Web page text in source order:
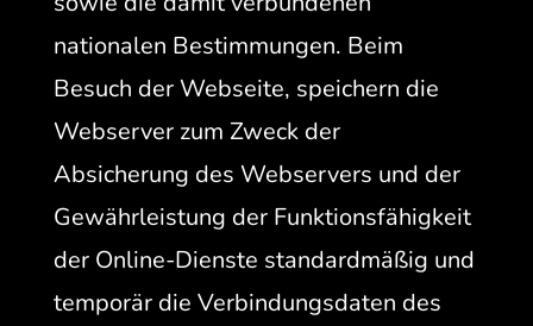
nationalen Bes­tim­mungen. Beim
Besuch der Web­seite, spe­ich­ern die
Web­serv­er zum Zweck der
Absicherung des Web­servers und der
Gewährleis­tung der Funk­tions­fähigkeit
der Online-Dien­ste stan­dard­mäßig und
tem­porär die Verbindungs­dat­en des